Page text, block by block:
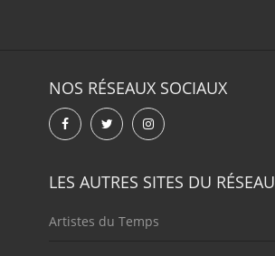
NOS RÉSEAUX SOCIAUX
LES AUTRES SITES DU RÉSEAU
Artistes du Temps